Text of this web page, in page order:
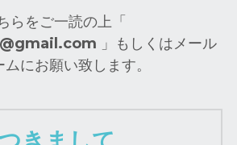
らをご一読の上「
」もしくはメール
ムにお願い致します。